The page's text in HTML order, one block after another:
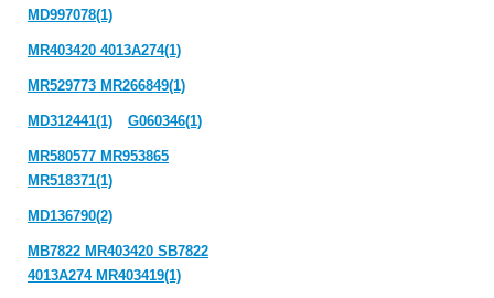
MD997078(1)
MR403420 4013A274(1)
MR529773 MR266849(1)
MD312441(1) G060346(1)
MR580577 MR953865
MR518371(1)
MD136790(2)
MB7822 MR403420 SB7822
4013A274 MR403419(1)